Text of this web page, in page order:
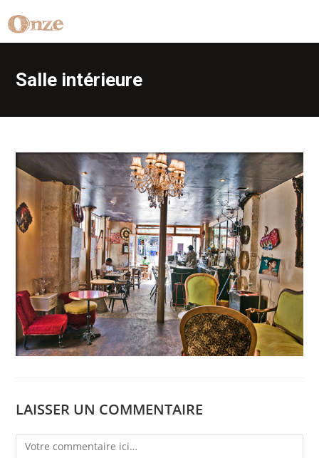
Salle intérieure
LAISSER UN COMMENTAIRE